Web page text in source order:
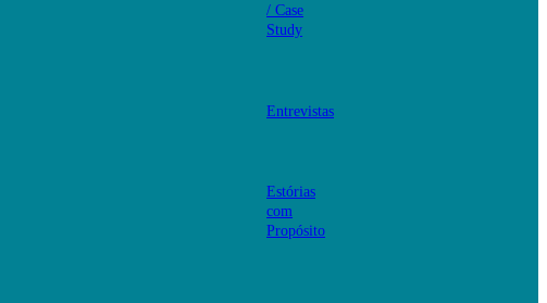
/ Case
Study
Entrevistas
Estórias
com
Propósito